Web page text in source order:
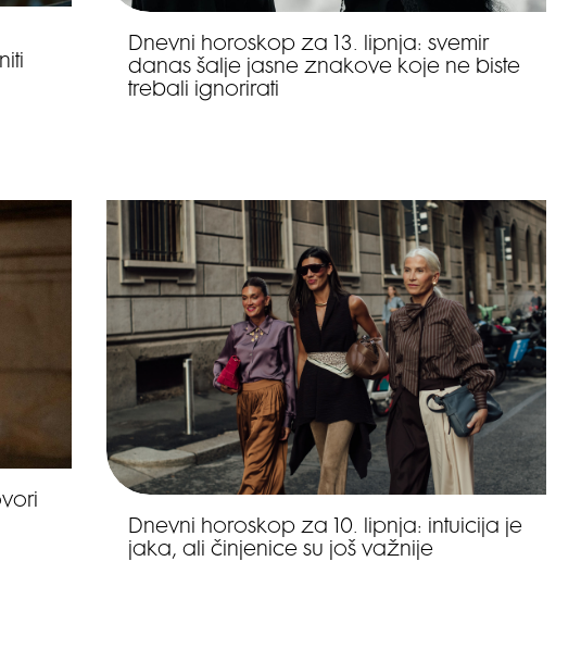
Dnevni horoskop za 13. lipnja: svemir
danas šalje jasne znakove koje ne biste
trebali ignorirati
Dnevni horoskop za 10. lipnja: intuicija je
jaka, ali činjenice su još važnije